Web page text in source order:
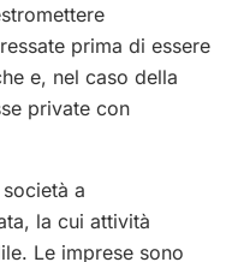
prima di essere
e, nel caso della
private con
a
la cui attività
Le imprese sono